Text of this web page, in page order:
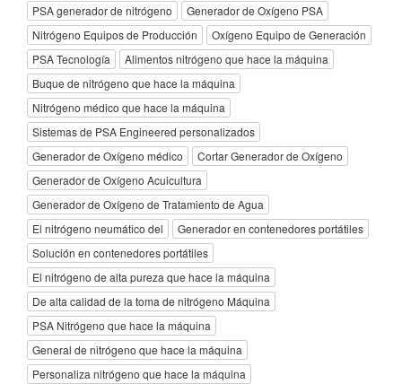
PSA generador de nitrógeno
Generador de Oxígeno PSA
Nitrógeno Equipos de Producción
Oxígeno Equipo de Generación
PSA Tecnología
Alimentos nitrógeno que hace la máquina
Buque de nitrógeno que hace la máquina
Nitrógeno médico que hace la máquina
Sistemas de PSA Engineered personalizados
Generador de Oxígeno médico
Cortar Generador de Oxígeno
Generador de Oxígeno Acuicultura
Generador de Oxígeno de Tratamiento de Agua
El nitrógeno neumático del
Generador en contenedores portátiles
Solución en contenedores portátiles
El nitrógeno de alta pureza que hace la máquina
De alta calidad de la toma de nitrógeno Máquina
PSA Nitrógeno que hace la máquina
General de nitrógeno que hace la máquina
Personaliza nitrógeno que hace la máquina